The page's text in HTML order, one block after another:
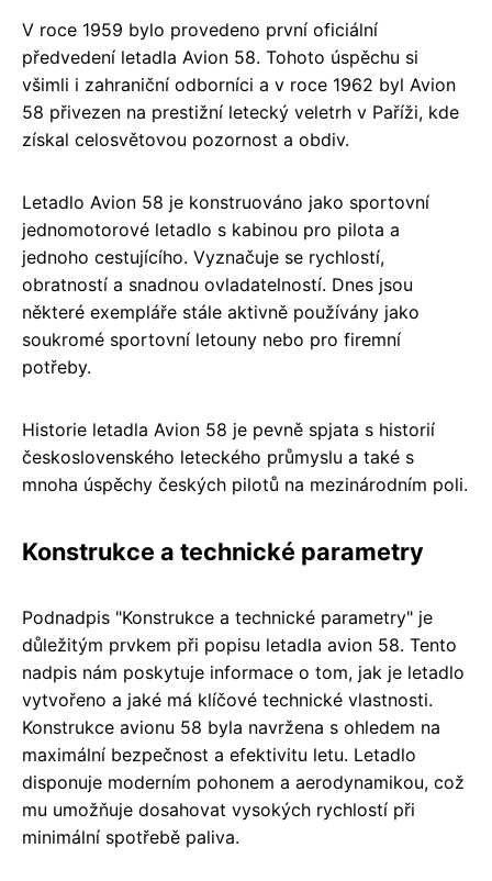
V roce 1959 bylo provedeno první oficiální
předvedení letadla Avion 58. Tohoto úspěchu si
všimli i zahraniční odborníci a v roce 1962 byl Avion
58 přivezen na prestižní letecký veletrh v Paříži, kde
získal celosvětovou pozornost a obdiv.
Letadlo Avion 58 je konstruováno jako sportovní
jednomotorové letadlo s kabinou pro pilota a
jednoho cestujícího. Vyznačuje se rychlostí,
obratností a snadnou ovladatelností. Dnes jsou
některé exempláře stále aktivně používány jako
soukromé sportovní letouny nebo pro firemní
potřeby.
Historie letadla Avion 58 je pevně spjata s historií
československého leteckého průmyslu a také s
mnoha úspěchy českých pilotů na mezinárodním poli.
Konstrukce a technické parametry
Podnadpis "Konstrukce a technické parametry" je
důležitým prvkem při popisu letadla avion 58. Tento
nadpis nám poskytuje informace o tom, jak je letadlo
vytvořeno a jaké má klíčové technické vlastnosti.
Konstrukce avionu 58 byla navržena s ohledem na
maximální bezpečnost a efektivitu letu. Letadlo
disponuje moderním pohonem a aerodynamikou, což
mu umožňuje dosahovat vysokých rychlostí při
minimální spotřebě paliva.